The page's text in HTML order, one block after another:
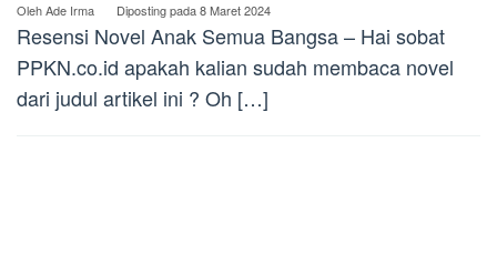
OlehAde Irma Diposting pada8 Maret 2024
Resensi Novel Anak Semua Bangsa – Hai sobat
PPKN.co.id apakah kalian sudah membaca novel
dari judul artikel ini ? Oh […]